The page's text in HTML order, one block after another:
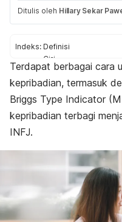
Ditulis oleh Hillary Sekar
Indeks: Definisi
Ciri
Kelebihan dan
Pekerjaan ideal
Terdapat berbagai cara
kepribadian, termasuk
Briggs Type Indicator
kepribadian terbagi
INFJ.